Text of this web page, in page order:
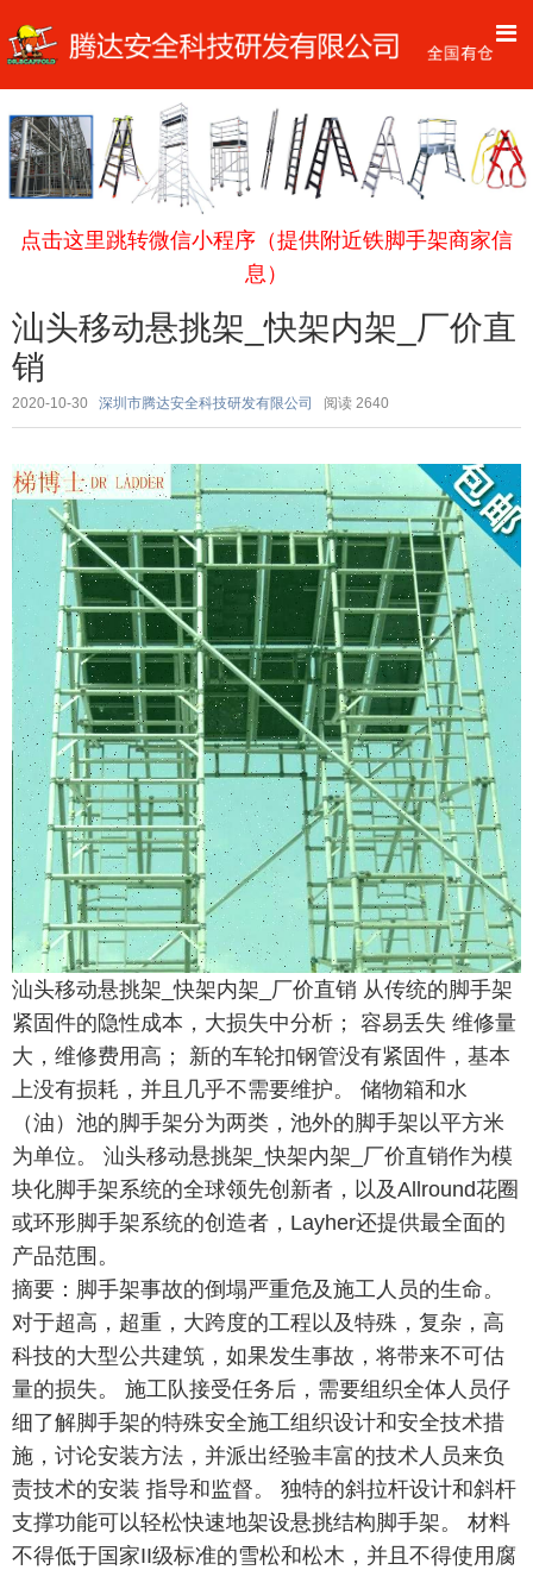
点击这里跳转微信小程序（提供附近铁脚手架商家信
息）
汕头移动悬挑架_快架内架_厂价直
销
2020-10-30 深圳市腾达安全科技研发有限公司 阅读 2640
汕头移动悬挑架_快架内架_厂价直销 从传统的脚手架
紧固件的隐性成本，大损失中分析； 容易丢失 维修量
大，维修费用高； 新的车轮扣钢管没有紧固件，基本
上没有损耗，并且几乎不需要维护。 储物箱和水
（油）池的脚手架分为两类，池外的脚手架以平方米
为单位。 汕头移动悬挑架_快架内架_厂价直销作为模
块化脚手架系统的全球领先创新者，以及Allround花圈
或环形脚手架系统的创造者，Layher还提供最全面的
产品范围。
摘要：脚手架事故的倒塌严重危及施工人员的生命。
对于超高，超重，大跨度的工程以及特殊，复杂，高
科技的大型公共建筑，如果发生事故，将带来不可估
量的损失。 施工队接受任务后，需要组织全体人员仔
细了解脚手架的特殊安全施工组织设计和安全技术措
施，讨论安装方法，并派出经验丰富的技术人员来负
责技术的安装 指导和监督。 独特的斜拉杆设计和斜杆
支撑功能可以轻松快速地架设悬挑结构脚手架。 材料
不得低于国家II级标准的雪松和松木，并且不得使用腐